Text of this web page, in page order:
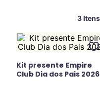
3
Kit presente Empire
Club Dia dos Pais 2026